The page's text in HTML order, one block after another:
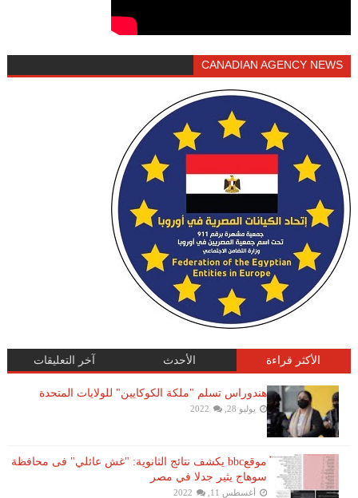
CANADIAN AGENCY NEWS
الأكثر قراءة الأحدث آخر التعليقات
هندوراس تسلم "ملكة الكوكايين" للولايات المتحدة
يوليو 28, 2022
موقعbbc يكشف نتائج الثانوية: "غش عائلي" فى محافظة
سوهاج يثير جدلا في مصر
أغسطس 11, 2022